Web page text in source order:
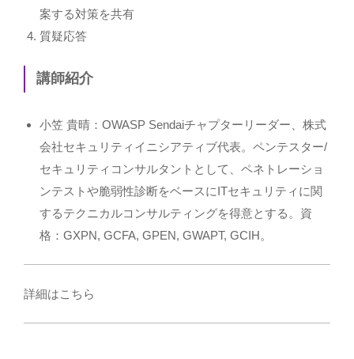
案する対策を共有
質疑応答
講師紹介
小笠 貴晴：OWASP Sendaiチャプターリーダー、株式
会社セキュリティイニシアティブ代表。ペンテスター/
セキュリティコンサルタントとして、ペネトレーショ
ンテストや脆弱性診断をベースにITセキュリティに関
するテクニカルコンサルティングを得意とする。資
格：GXPN, GCFA, GPEN, GWAPT, GCIH。
詳細はこちら